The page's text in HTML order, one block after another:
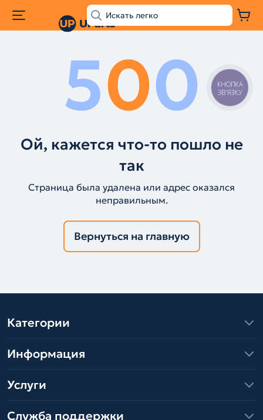
500
Ой, кажется что-то пошло не
так
Страница была удалена или адрес оказался
неправильным.
Вернуться на главную
Категории
Информация
Услуги
Служба поддержки
КНОПКА
ЗВ'ЯЗКУ